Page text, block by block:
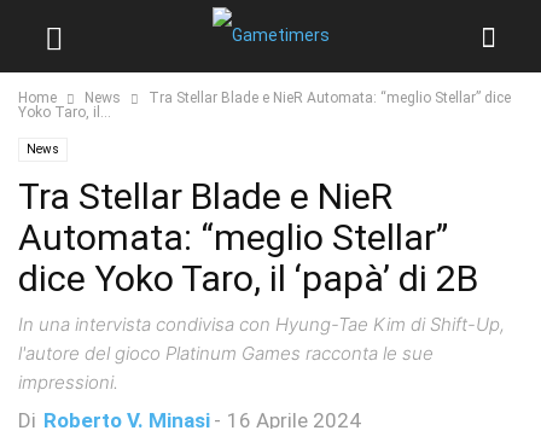
Home News
Tra Stellar Blade e NieR Automata: “meglio Stellar” dice
Yoko Taro, il...
News
Tra Stellar Blade e NieR
Automata: “meglio Stellar”
dice Yoko Taro, il ‘papà’ di 2B
In una intervista condivisa con Hyung-Tae Kim di Shift-Up,
l'autore del gioco Platinum Games racconta le sue
impressioni.
Di Roberto V. Minasi - 16 Aprile 2024